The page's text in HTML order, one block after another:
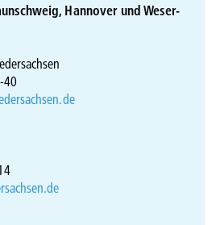
Hannover und Weser-
40